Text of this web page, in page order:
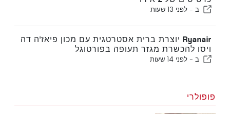
ב - לפני 13 שעות
Ryanair יוצרת ברית אסטרטגית עם מכון פיאז'ה דה
ויסו להכשרת מגזר תעופה בפורטוגל
ב - לפני 14 שעות
פופולרי